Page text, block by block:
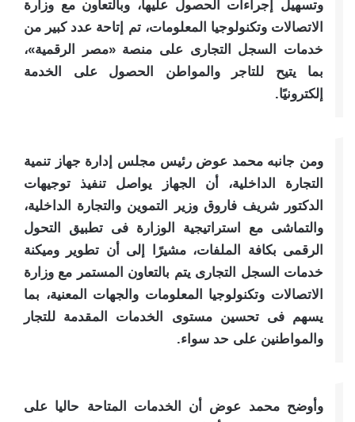
وتسهيل إجراءات الحصول عليها، وبالتعاون مع وزارة
الاتصالات وتكنولوجيا المعلومات، تم إتاحة عدد كبير من
خدمات السجل التجارى على منصة «مصر الرقمية»،
بما يتيح للتاجر والمواطن الحصول على الخدمة
إلكترونيًا.
ومن جانبه محمد عوض رئيس مجلس إدارة جهاز تنمية
التجارة الداخلية، أن الجهاز يواصل تنفيذ توجيهات
الدكتور شريف فاروق وزير التموين والتجارة الداخلية،
والتماشى مع استراتيجية الوزارة فى تطبيق التحول
الرقمى بكافة الملفات، مشيرًا إلى أن تطوير وميكنة
خدمات السجل التجارى يتم بالتعاون المستمر مع وزارة
الاتصالات وتكنولوجيا المعلومات والجهات المعنية، بما
يسهم فى تحسين مستوى الخدمات المقدمة للتجار
والمواطنين على حد سواء.
وأوضح محمد عوض أن الخدمات المتاحة حاليا على